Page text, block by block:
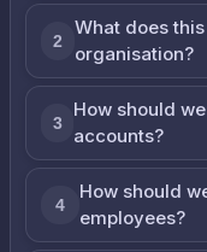
2
What does
organisation?
3
How should
accounts?
4
How should
employees?